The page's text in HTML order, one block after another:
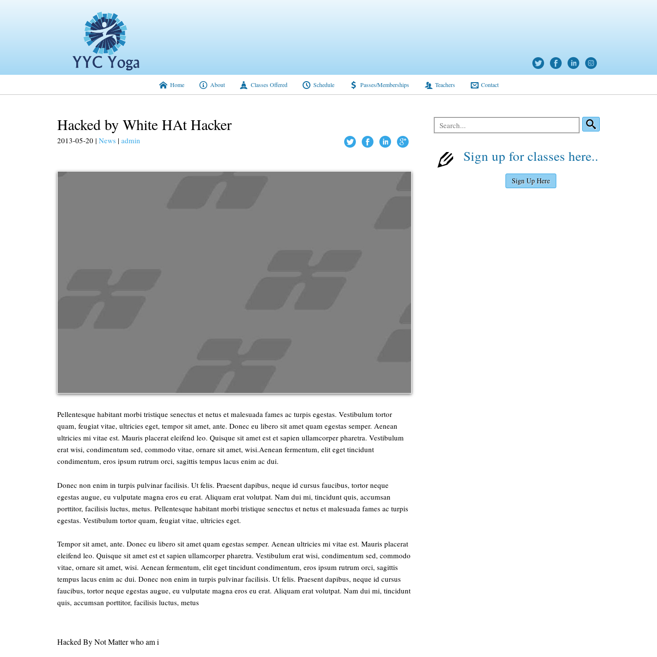
Home About Classes Offered Schedule Passes/Memberships Teachers Contact
Hacked by White HAt Hacker
2013-05-20 | News | admin
Pellentesque habitant morbi tristique senectus et netus et malesuada fames ac turpis egestas. Vestibulum tortor
quam, feugiat vitae, ultricies eget, tempor sit amet, ante. Donec eu libero sit amet quam egestas semper. Aenean
ultricies mi vitae est. Mauris placerat eleifend leo. Quisque sit amet est et sapien ullamcorper pharetra. Vestibulum
erat wisi, condimentum sed, commodo vitae, ornare sit amet, wisi.Aenean fermentum, elit eget tincidunt
condimentum, eros ipsum rutrum orci, sagittis tempus lacus enim ac dui.
Donec non enim in turpis pulvinar facilisis. Ut felis. Praesent dapibus, neque id cursus faucibus, tortor neque
egestas augue, eu vulputate magna eros eu erat. Aliquam erat volutpat. Nam dui mi, tincidunt quis, accumsan
porttitor, facilisis luctus, metus. Pellentesque habitant morbi tristique senectus et netus et malesuada fames ac turpis
egestas. Vestibulum tortor quam, feugiat vitae, ultricies eget.
Tempor sit amet, ante. Donec eu libero sit amet quam egestas semper. Aenean ultricies mi vitae est. Mauris placerat
eleifend leo. Quisque sit amet est et sapien ullamcorper pharetra. Vestibulum erat wisi, condimentum sed, commodo
vitae, ornare sit amet, wisi. Aenean fermentum, elit eget tincidunt condimentum, eros ipsum rutrum orci, sagittis
tempus lacus enim ac dui. Donec non enim in turpis pulvinar facilisis. Ut felis. Praesent dapibus, neque id cursus
faucibus, tortor neque egestas augue, eu vulputate magna eros eu erat. Aliquam erat volutpat. Nam dui mi, tincidunt
quis, accumsan porttitor, facilisis luctus, metus
Hacked By Not Matter who am i
Sign up for classes here..
Sign Up Here